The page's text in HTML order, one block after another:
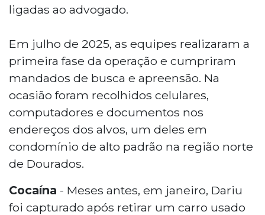
ligadas ao advogado.
Em julho de 2025, as equipes realizaram a
primeira fase da operação e cumpriram
mandados de busca e apreensão. Na
ocasião foram recolhidos celulares,
computadores e documentos nos
endereços dos alvos, um deles em
condomínio de alto padrão na região norte
de Dourados.
Cocaína - Meses antes, em janeiro, Dariu
foi capturado após retirar um carro usado